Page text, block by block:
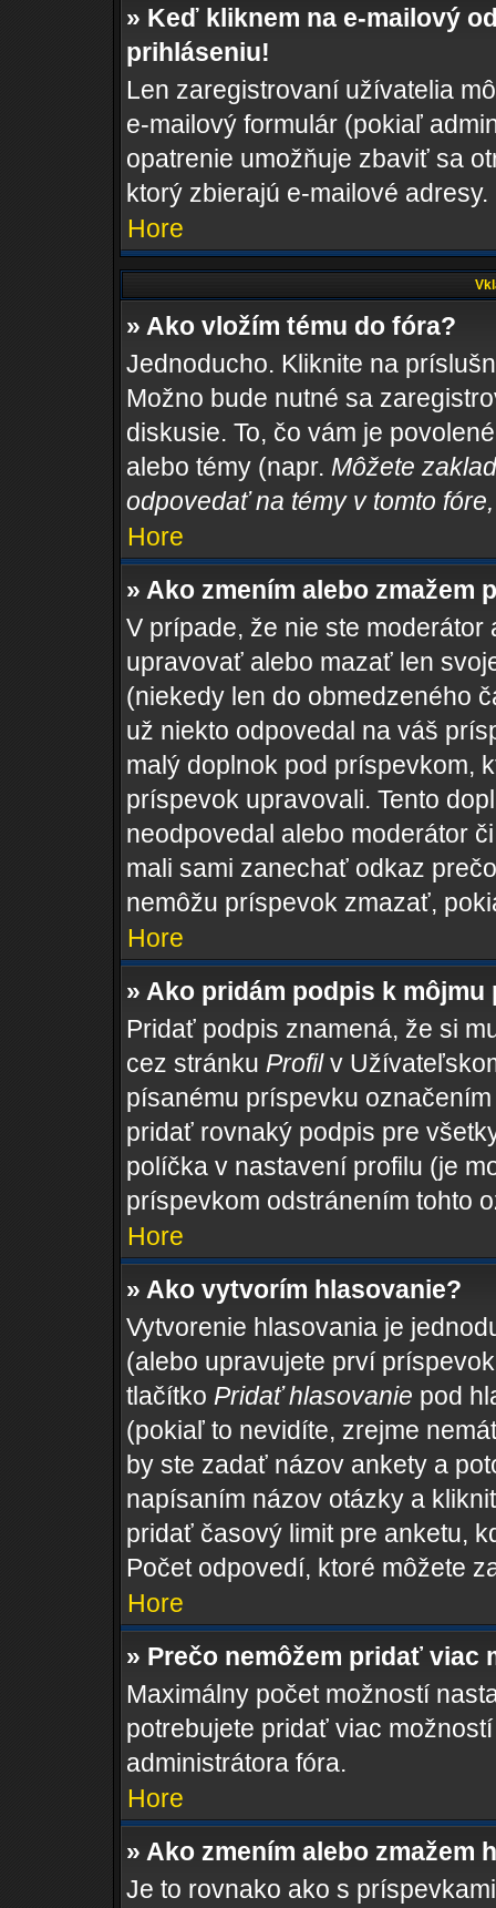
» Keď kliknem na e-mailový
prihláseniu!
Len zaregistrovaní užívatelia
e-mailový formulár (pokiaľ
opatrenie umožňuje zbaviť sa
ktorý zbierajú e-mailové adresy.
Hore
» Ako vložím tému do fóra?
Jednoducho. Kliknite na
Možno bude nutné sa
diskusie. To, čo vám je
alebo témy (napr. Môžete
odpovedať na témy v tomto
Hore
» Ako zmením alebo zmažem
V prípade, že nie ste
upravovať alebo mazať len
(niekedy len do obmedzeného
už niekto odpovedal na váš
malý doplnok pod príspevkom,
príspevok upravovali. Tento
neodpovedal alebo moderátor
mali sami zanechať odkaz
nemôžu príspevok zmazať,
Hore
» Ako pridám podpis k môjmu
Pridať podpis znamená, že si
cez stránku Profilv
písanému príspevku
pridať rovnaký podpis pre
políčka v nastavení profilu (je
príspevkom odstránením tohto
Hore
» Ako vytvorím hlasovanie?
Vytvorenie hlasovania je
(alebo upravujete prví
tlačítko Pridať hlasovanie pod
(pokiaľ to nevidíte, zrejme
by ste zadať názov ankety a
napísaním názov otázky a
pridať časový limit pre anketu,
Počet odpovedí, ktoré môžete
Hore
» Prečo nemôžem pridať viac
Maximálny počet možností
potrebujete pridať viac
administrátora fóra.
Hore
» Ako zmením alebo zmažem
Je to rovnako ako s